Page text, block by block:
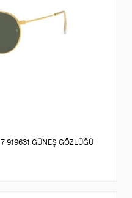
919631 GÜNEŞ GÖZLÜĞÜ